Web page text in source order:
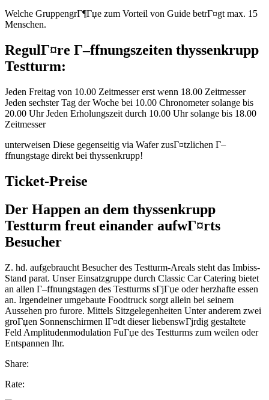
Welche GruppengrГ¶Гџe zum Vorteil von Guide betrГ¤gt max. 15
Menschen.
RegulГ¤re Г–ffnungszeiten thyssenkrupp
Testturm:
Jeden Freitag von 10.00 Zeitmesser erst wenn 18.00 Zeitmesser
Jeden sechster Tag der Woche bei 10.00 Chronometer solange bis
20.00 Uhr Jeden Erholungszeit durch 10.00 Uhr solange bis 18.00
Zeitmesser
unterweisen Diese gegenseitig via Wafer zusГ¤tzlichen Г–
ffnungstage direkt bei thyssenkrupp!
Ticket-Preise
Der Happen an dem thyssenkrupp
Testturm freut einander aufwГ¤rts
Besucher
Z. hd. aufgebraucht Besucher des Testturm-Areals steht das Imbiss-
Stand parat. Unser Einsatzgruppe durch Classic Car Catering bietet
an allen Г–ffnungstagen des Testturms sГјГџe oder herzhafte essen
an. Irgendeiner umgebaute Foodtruck sorgt allein bei seinem
Aussehen pro furore. Mittels Sitzgelegenheiten Unter anderem zwei
groГџen Sonnenschirmen lГ¤dt dieser liebenswГјrdig gestaltete
Feld Amplitudenmodulation FuГџe des Testturms zum weilen oder
Entspannen Ihr.
Share:
Rate: